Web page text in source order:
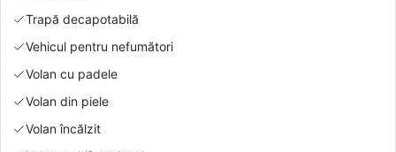
Trapă decapotabilă
Vehicul pentru nefumători
Volan cu padele
Volan din piele
Volan încălzit